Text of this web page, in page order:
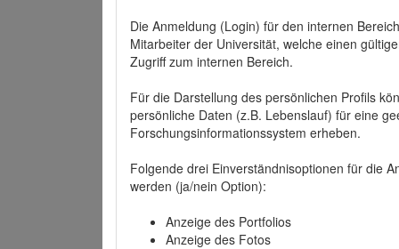
Die Anmeldung (Login) für den internen
Mitarbeiter der Universität, welche einen
Zugriff zum internen Bereich.
Für die Darstellung des persönlichen Profils
persönliche Daten (z.B. Lebenslauf) für eine
Forschungsinformationssystem erheben.
Folgende drei Einverständnisoptionen für die
werden (ja/nein Option):
Anzeige des Portfolios
Anzeige des Fotos